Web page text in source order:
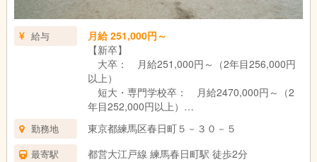
給与
月給 251,000円～
【新卒】
大卒： 月給251,000円～（2年目256,000円
以上）
短大・専門学校卒： 月給2470,000円～（2
年目252,000円以上）
【中途】
保育士業務の経験年数によって、規程より算
出します
勤務地 東京都練馬区春日町５－３０－５
最寄駅 都営大江戸線 練馬春日町駅 徒歩2分